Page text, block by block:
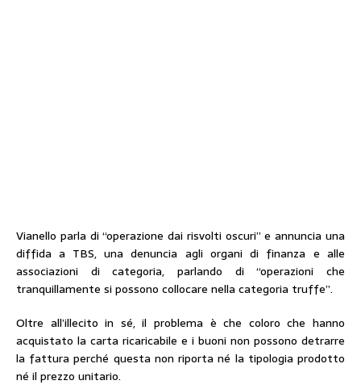
Vianello parla di “operazione dai risvolti oscuri” e annuncia una
diffida a TBS, una denuncia agli organi di finanza e alle
associazioni di categoria, parlando di “operazioni che
tranquillamente si possono collocare nella categoria truffe”.
Oltre all’illecito in sé, il problema è che coloro che hanno
acquistato la carta ricaricabile e i buoni non possono detrarre
la fattura perché questa non riporta né la tipologia prodotto
né il prezzo unitario.